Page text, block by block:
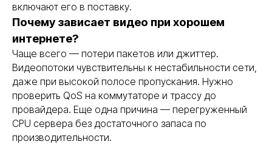
включают его в поставку.
Почему зависает видео при хорошем
интернете?
Чаще всего — потери пакетов или джиттер.
Видеопотоки чувствительны к нестабильности сети,
даже при высокой полосе пропускания. Нужно
проверить QoS на коммутаторе и трассу до
провайдера. Еще одна причина — перегруженный
CPU сервера без достаточного запаса по
производительности.